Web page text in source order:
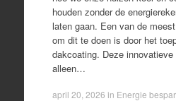
houden zonder de
laten gaan. Een van de
om dit te doen is door het
dakcoating. Deze
alleen…
april 20, 2026 in Energie